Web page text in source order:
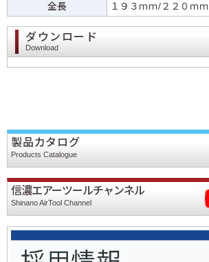
全長
１９３ｍｍ/２２０ｍｍ
ダウンロード
Download
製品カタログ
Products Catalogue
信濃エアーツールチャンネル
Shinano AirTool Channel